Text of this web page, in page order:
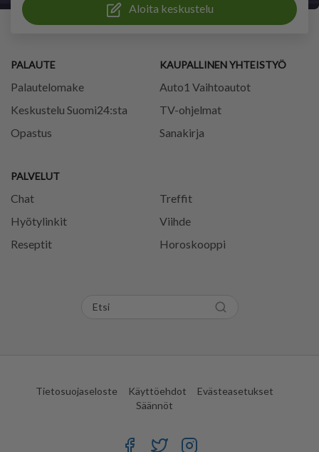
Aloita keskustelu
PALAUTE
Palautelomake
Keskustelu Suomi24:sta
Opastus
PALVELUT
Chat
Treffit
Hyötylinkit
Viihde
Reseptit
Horoskooppi
KAUPALLINEN YHTEISTYÖ
Auto1 Vaihtoautot
TV-ohjelmat
Sanakirja
Tietosuojaseloste Käyttöehdot
Evästeasetukset
Säännöt